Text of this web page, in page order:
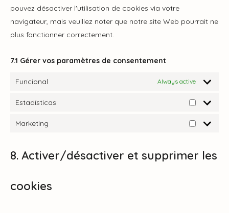
pouvez désactiver l'utilisation de cookies via votre
navigateur, mais veuillez noter que notre site Web pourrait ne
plus fonctionner correctement.
7.1 Gérer vos paramètres de consentement
Funcional Always active
Estadísticas
Marketing
8. Activer/désactiver et supprimer les
cookies